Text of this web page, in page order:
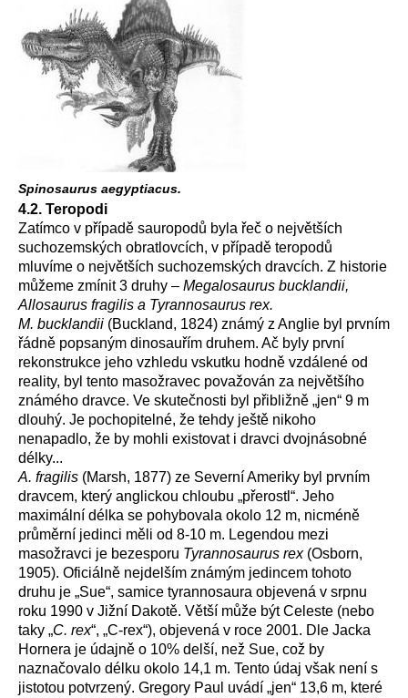
Spinosaurus aegyptiacus.
4.2. Teropodi
Zatímco v případě sauropodů byla řeč o největších
suchozemských obratlovcích, v případě teropodů
mluvíme o největších suchozemských dravcích. Z historie
můžeme zmínit 3 druhy – Megalosaurus bucklandii,
Allosaurus fragilis a Tyrannosaurus rex.
M. bucklandii (Buckland, 1824) známý z Anglie byl prvním
řádně popsaným dinosauřím druhem. Ač byly první
rekonstrukce jeho vzhledu vskutku hodně vzdálené od
reality, byl tento masožravec považován za největšího
známého dravce. Ve skutečnosti byl přibližně „jen“ 9 m
dlouhý. Je pochopitelné, že tehdy ještě nikoho
nenapadlo, že by mohli existovat i dravci dvojnásobné
délky...
A. fragilis (Marsh, 1877) ze Severní Ameriky byl prvním
dravcem, který anglickou chloubu „přerostl“. Jeho
maximální délka se pohybovala okolo 12 m, nicméně
průměrní jedinci měli od 8-10 m. Legendou mezi
masožravci je bezesporu Tyrannosaurus rex(Osborn,
1905). Oficiálně nejdelším známým jedincem tohoto
druhu je „Sue“, samice tyrannosaura objevená v srpnu
roku 1990 v Jižní Dakotě. Větší může být Celeste (nebo
taky „C. rex“, „C-rex“), objevená v roce 2001. Dle Jacka
Hornera je údajně o 10% delší, než Sue, což by
naznačovalo délku okolo 14,1 m. Tento údaj však není s
jistotou potvrzený. Gregory Paul uvádí „jen“ 13,6 m, které